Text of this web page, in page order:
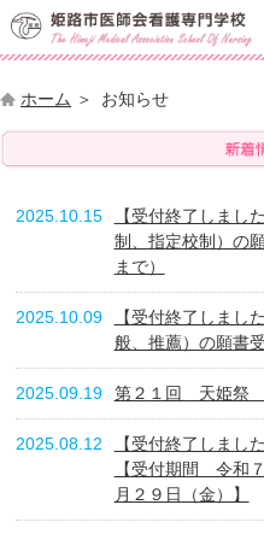
ホーム お知らせ
2025.10.15
【受付終了しま
制、指定校制）の
まで）
2025.10.09
【受付終了しま
般、推薦）の願書
2025.09.19 第２１回 天姫祭
2025.08.12
【受付終了しま
【受付期間 令和
月２９日（金）】